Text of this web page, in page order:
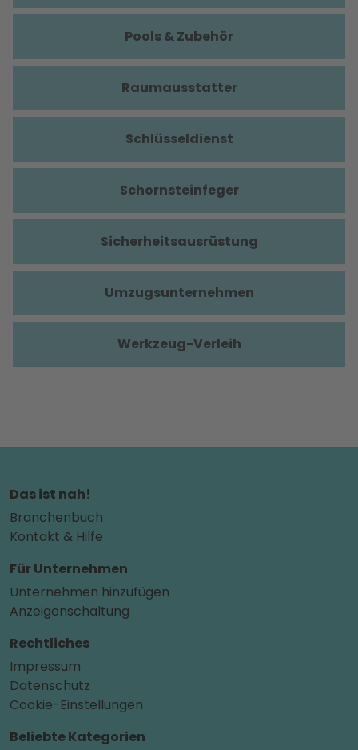
Pools & Zubehör
Raumausstatter
Schlüsseldienst
Schornsteinfeger
Sicherheitsausrüstung
Umzugsunternehmen
Werkzeug-Verleih
Das ist nah!
Branchenbuch
Kontakt & Hilfe
Für Unternehmen
Unternehmen hinzufügen
Anzeigenschaltung
Rechtliches
Impressum
Datenschutz
Cookie-Einstellungen
Beliebte Kategorien